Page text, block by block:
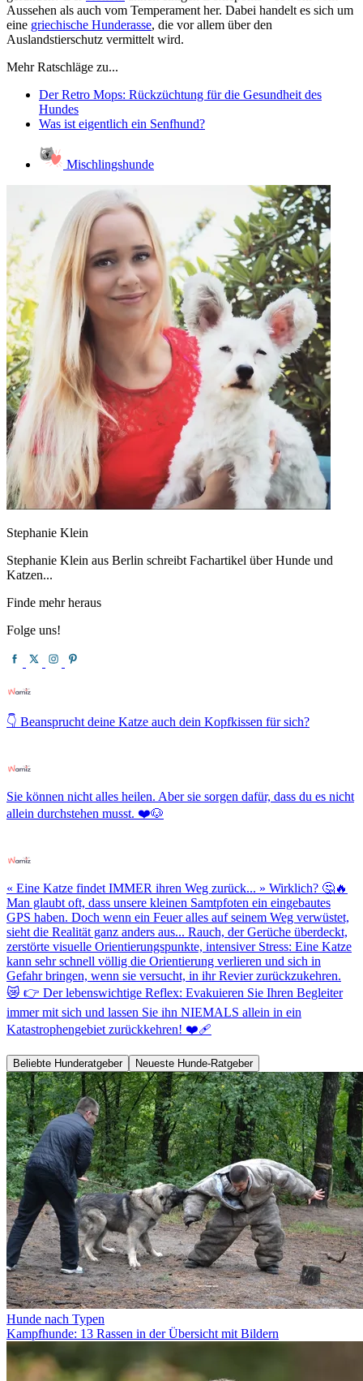
Aussehen als auch vom Temperament her. Dabei handelt es sich um
eine griechische Hunderasse, die vor allem über den
Auslandstierschutz vermittelt wird.
Mehr Ratschläge zu...
Der Retro Mops: Rückzüchtung für die Gesundheit des
Hundes
Was ist eigentlich ein Senfhund?
Mischlingshunde
Stephanie Klein
Stephanie Klein aus Berlin schreibt Fachartikel über Hunde und
Katzen...
Finde mehr heraus
Folge uns!
👇 Beansprucht deine Katze auch dein Kopfkissen für sich?
Sie können nicht alles heilen. Aber sie sorgen dafür, dass du es nicht
allein durchstehen musst. ❤️🐶
« Eine Katze findet IMMER ihren Weg zurück... » Wirklich? 🤔🔥
Man glaubt oft, dass unsere kleinen Samtpfoten ein eingebautes
GPS haben. Doch wenn ein Feuer alles auf seinem Weg verwüstet,
sieht die Realität ganz anders aus... Rauch, der Gerüche überdeckt,
zerstörte visuelle Orientierungspunkte, intensiver Stress: Eine Katze
kann sehr schnell völlig die Orientierung verlieren und sich in
Gefahr bringen, wenn sie versucht, in ihr Revier zurückzukehren.
😿 👉 Der lebenswichtige Reflex: Evakuieren Sie Ihren Begleiter
immer mit sich und lassen Sie ihn NIEMALS allein in ein
Katastrophengebiet zurückkehren! ❤️‍🩹
Beliebte Hunderatgeber Neueste Hunde-Ratgeber
Hunde nach Typen
Kampfhunde: 13 Rassen in der Übersicht mit Bildern